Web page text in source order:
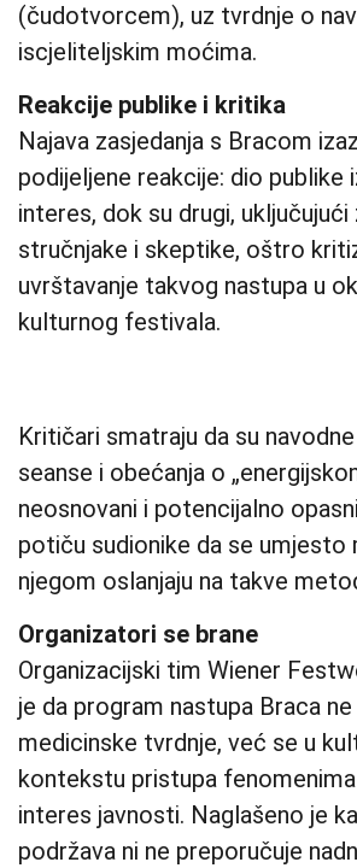
(čudotvorcem), uz tvrdnje o
iscjeliteljskim moćima.
Reakcije publike i kritika
Najava zasjedanja s Bracom
podijeljene reakcije: dio publike
interes, dok su drugi,
stručnjake i skeptike, oštro
uvrštavanje takvog nastupa u
kulturnog festivala.
Kritičari smatraju da su
seanse i obećanja o
neosnovani i potencijalno
potiču sudionike da se umjesto
njegom oslanjaju na takve
Organizatori se brane
Organizacijski tim Wiener
je da program nastupa Braca
medicinske tvrdnje, već se u
kontekstu pristupa
interes javnosti. Naglašeno je
podržava ni ne preporučuje